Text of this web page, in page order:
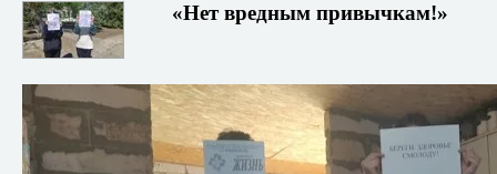
«Нет вредным привычкам!»